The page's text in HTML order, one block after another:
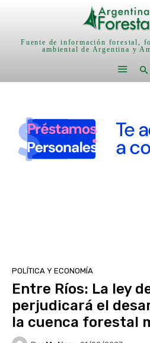
Fuente de información forestal,
ambiental de Argentina y
POLÍTICA Y ECONOMÍA
Entre Ríos: La ley
perjudicará el
la cuenca forestal